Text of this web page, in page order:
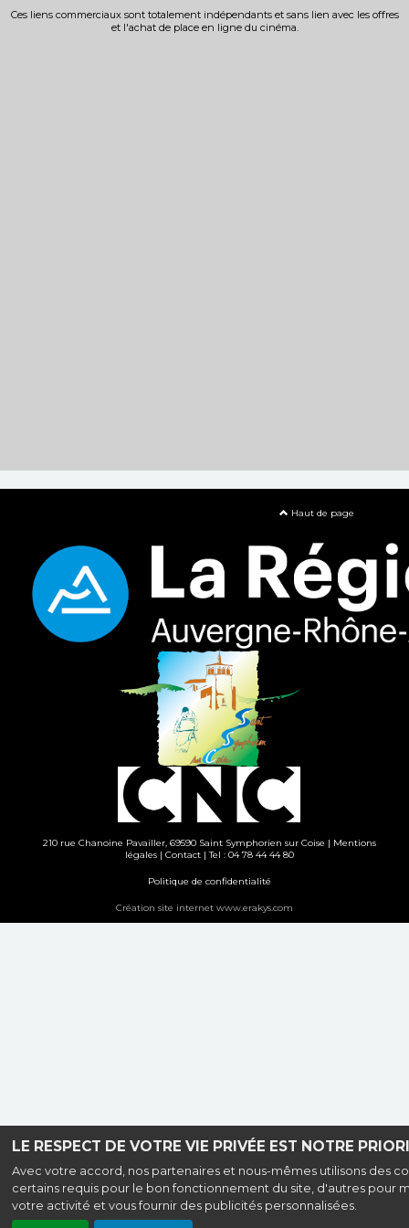
LE RESPECT DE VOTRE VIE PRIVÉE EST NOTRE
Avec votre accord, nos partenaires et nous-mêmes utilisons des
certains requis pour le bon fonctionnement du site, d'autres pour
votre activité et vous fournir des publicités personnalisées.
Ces liens commerciaux sont totalement indépendants et sans lien avec les offres
et l'achat de place en ligne du cinéma.
Haut de page
210 rue Chanoine Pavailler, 69590 Saint Symphorien sur Coise | Mentions
légales| Contact| Tel : 04 78 44 44 80
Politique de confidentialité
Création site internet www.erakys.com